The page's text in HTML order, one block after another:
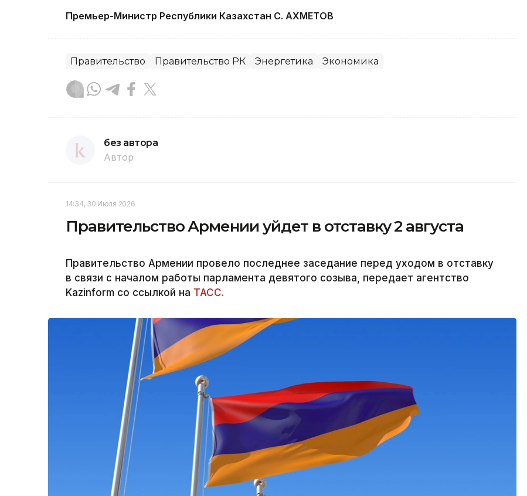
Премьер-Министр Республики Казахстан С. АХМЕТОВ
Правительство Правительство РК Энергетика Экономика
без автора
Автор
14:34, 30 Июля 2026
Правительство Армении уйдет в отставку 2 августа
Правительство Армении провело последнее заседание перед уходом в отставку
в связи с началом работы парламента девятого созыва, передает агентство
Kazinform со ссылкой на ТАСС.